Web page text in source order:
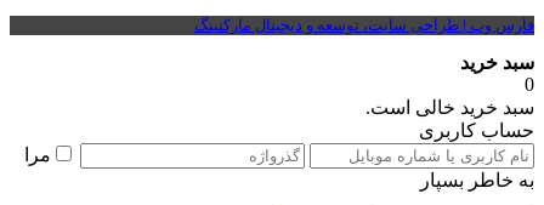
فارس وب | طراحی سایت، توسعه و دیجیتال مارکتینگ
سبد خرید
0
سبد خرید خالی است.
حساب کاربری
مرا
به خاطر بسپار